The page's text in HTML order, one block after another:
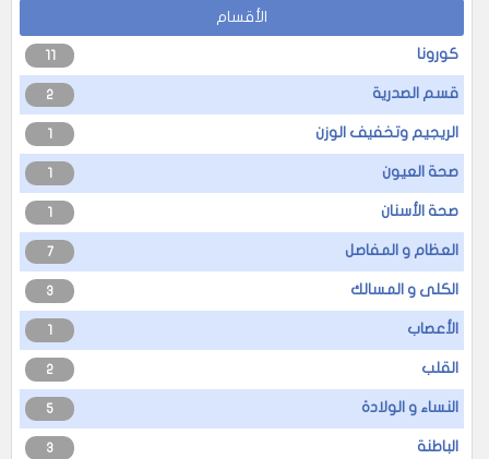
الأقسام
كورونا 11
قسم الصدرية 2
الريجيم وتخفيف الوزن 1
صحة العيون 1
صحة الأسنان 1
العظام و المفاصل 7
الكلى و المسالك 3
الأعصاب 1
القلب 2
النساء و الولادة 5
الباطنة 3